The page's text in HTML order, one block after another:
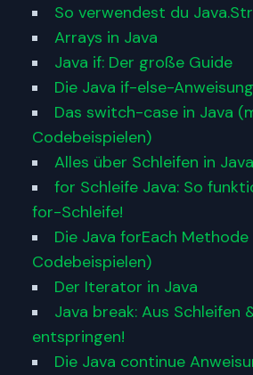
So verwendest du
Arrays in Java
Java if: Der große Guide
Die Java if-else-Anweisung
Das switch-case in Java
Codebeispielen)
Alles über Schleifen in
for Schleife Java: So
for-Schleife!
Die Java forEach
Codebeispielen)
Der Iterator in Java
Java break: Aus Schleifen
entspringen!
Die Java continue